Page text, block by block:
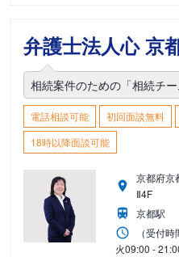
弁護士法人心 京
相続案件のための「相続チ
電話相談可能 初回面談無料
18時以降面談可能
京都府京
Ⅱ4F
京都駅
（受付時
火09:00 -